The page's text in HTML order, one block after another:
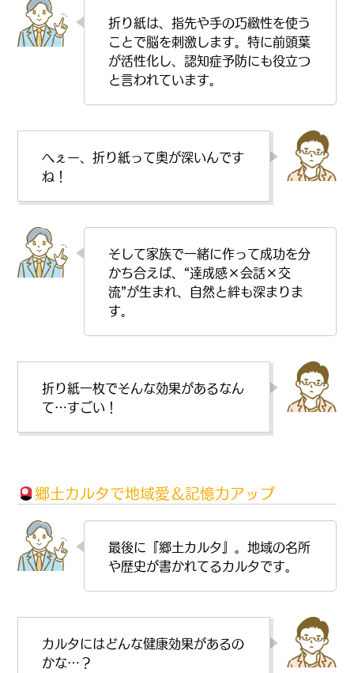
折り紙は、指先や手の巧緻性を使う
ことで脳を刺激します。特に前頭葉
が活性化し、認知症予防にも役立つ
と言われています。
へぇー、折り紙って奥が深いんです
ね！
そして家族で一緒に作って成功を分
かち合えば、“達成感×会話×交
流”が生まれ、自然と絆も深まりま
す。
折り紙一枚でそんな効果があるなん
て…すごい！
郷土カルタで地域愛＆記憶力アップ
最後に『郷土カルタ』。地域の名所
や歴史が書かれてるカルタです。
カルタにはどんな健康効果があるの
かな…？